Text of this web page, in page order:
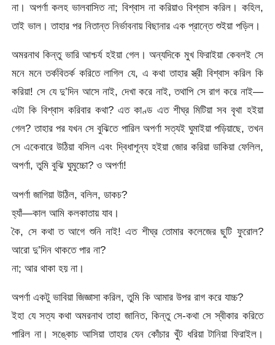
না। অপর্ণা কলহ ভালবাসিত না; বিশ্বাস না করিয়াও বিশ্বাস করিল। কহিল,
তাই ভাল। তাহার পর নিতান্ত নির্ভাবনায় বিছানার এক প্রান্তে শুইয়া পড়িল।
অমরনাথ কিন্তু ভারি আশ্চর্য হইয়া গেল। অন্যদিকে মুখ ফিরাইয়া কেবলই সে
মনে মনে তর্কবিতর্ক করিতে লাগিল যে, এ কথা তাহার স্ত্রী বিশ্বাস করিল কি
করিয়া! সে যে দু’দিন আসে নাই, দেখা করে নাই, তথাপি সে রাগ করে নাই—
এটা কি বিশ্বাস করিবার কথা? এত কাণ্ড এত শীঘ্র মিটিয়া সব বৃথা হইয়া
গেল? তাহার পর যখন সে বুঝিতে পারিল অপর্ণা সত্যই ঘুমাইয়া পড়িয়াছে, তখন
সে একেবারে উঠিয়া বসিল এবং দ্বিধাশূন্য হইয়া জোর করিয়া ডাকিয়া ফেলিল,
অপর্ণা, তুমি বুঝি ঘুমুচ্চো? ও অপর্ণা!
অপর্ণা জাগিয়া উঠিল, বলিল, ডাকচ?
হ্যাঁ—কাল আমি কলকাতায় যাব।
কৈ, সে কথা ত আগে শুনি নাই! এত শীঘ্র তোমার কলেজের ছুটি ফুরোল?
আরো দু’দিন থাকতে পার না?
না; আর থাকা হয় না।
অপর্ণা একটু ভাবিয়া জিজ্ঞাসা করিল, তুমি কি আমার উপর রাগ করে যাচ্চ?
ইহা যে সত্য কথা অমরনাথ তাহা জানিত, কিন্তু সে-কথা সে স্বীকার করিতে
পারিল না। সঙ্কোচ আসিয়া তাহার যেন কোঁচার খুঁট ধরিয়া টানিয়া ফিরাইল।